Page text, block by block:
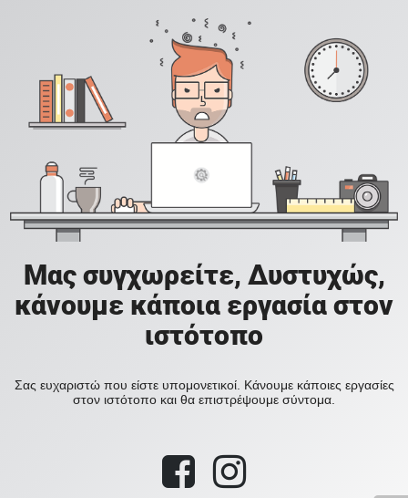
Μας συγχωρείτε, Δυστυχώς,
κάνουμε κάποια εργασία στον
ιστότοπο
Σας ευχαριστώ που είστε υπομονετικοί. Κάνουμε κάποιες εργασίες
στον ιστότοπο και θα επιστρέψουμε σύντομα.